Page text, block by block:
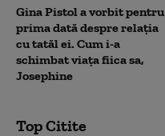
Gina Pistol a vorbit pentru
prima dată despre relația
cu tatăl ei. Cum i-a
schimbat viața fiica sa,
Josephine
Top Citite